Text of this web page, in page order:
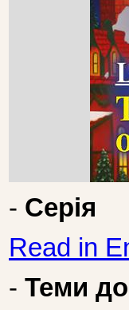
- Серія
Read in
- Теми